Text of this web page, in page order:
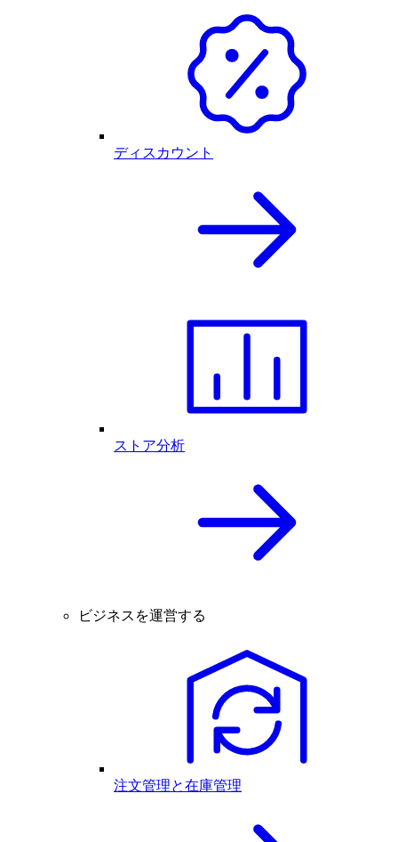
ディスカウント
ストア分析
ビジネスを運営する
注文管理と在庫管理